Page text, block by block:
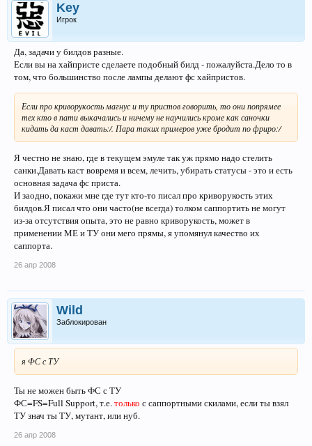
Key
Игрок
Да, задачи у билдов разные.
Если вы на хайпристе сделаете подобный билд - пожалуйста.Дело то в
том, что большинство после лампы делают фс хайпристов.
Если про криворукость магнус и ту пристов говорить, то они попрямее
тех кто в пати выкачались и ничему не научились кроме как саночки
кидать да каст давать:/. Пара таких примеров уже бродит по фриро:/
Я честно не знаю, где в текущем эмуле так уж прямо надо стелить
санки.Давать каст вовремя и всем, лечить, убирать статусы - это и есть
основная задача фс приста.
И заодно, покажи мне где тут кто-то писал про криворукость этих
билдов.Я писал что они часто(не всегда) толком саппортить не могут
из-за отсутствия опыта, это не равно криворукость, может в
применении МЕ и ТУ они мего прямы, я упомянул качество их
саппорта.
26 апр 2008
Wild
Заблокирован
я ФС с ТУ
Ты не можен быть ФС с ТУ
ФС=FS=Full Support, т.е.только с саппортными скилами, если ты взял
ТУ знач ты ТУ, мутант, или нуб.
26 апр 2008